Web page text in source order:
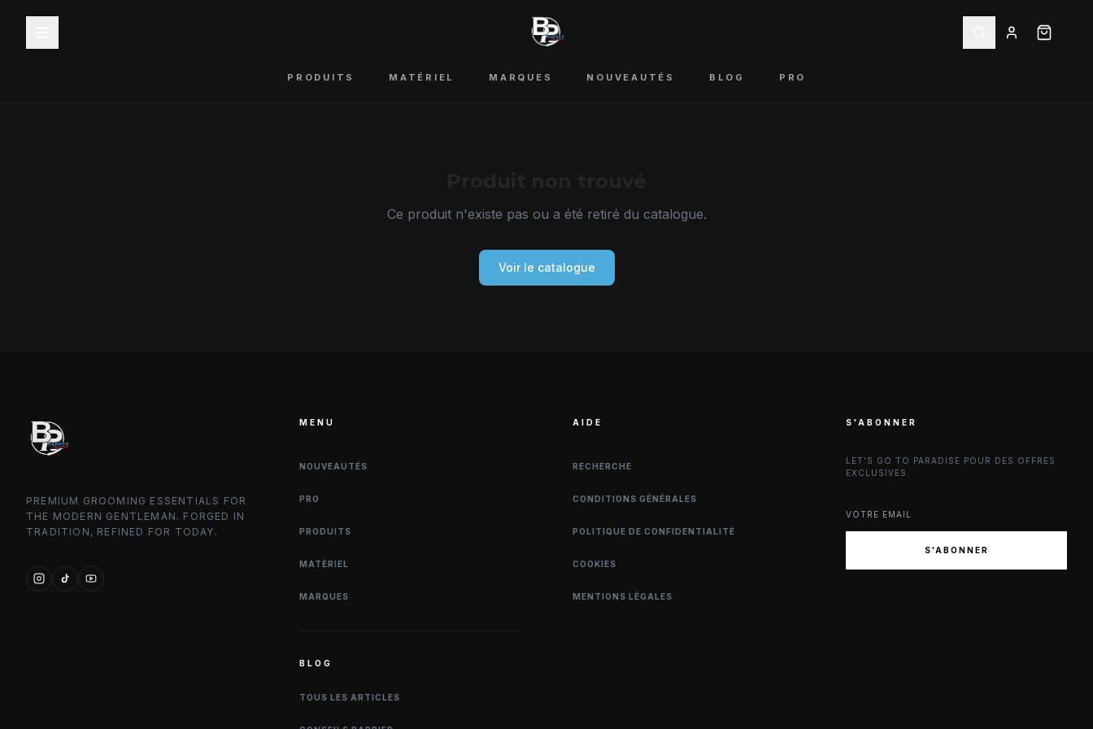
PRODUITS MATÉRIEL MARQUES NOUVEAUTÉS BLOG PRO
Ce produit n'existe pas ou a été retiré du catalogue.
Voir le catalogue
PREMIUM GROOMING ESSENTIALS FOR
THE MODERN GENTLEMAN. FORGED IN
TRADITION, REFINED FOR TODAY.
MENU
NOUVEAUTÉS
PRO
PRODUITS
MATÉRIEL
MARQUES
BLOG
TOUS LES ARTICLES
AIDE
RECHERCHE
CONDITIONS GÉNÉRALES
POLITIQUE DE CONFIDENTIALITÉ
COOKIES
MENTIONS LÉGALES
S'ABONNER
LET'S GO TO PARADISE POUR DES OFFRES
EXCLUSIVES.
S'ABONNER